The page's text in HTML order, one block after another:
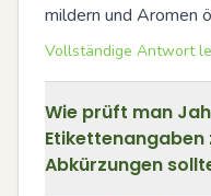
mildern und Aromen
Vollständige Antwort
Wie prüft man
Abkürzungen